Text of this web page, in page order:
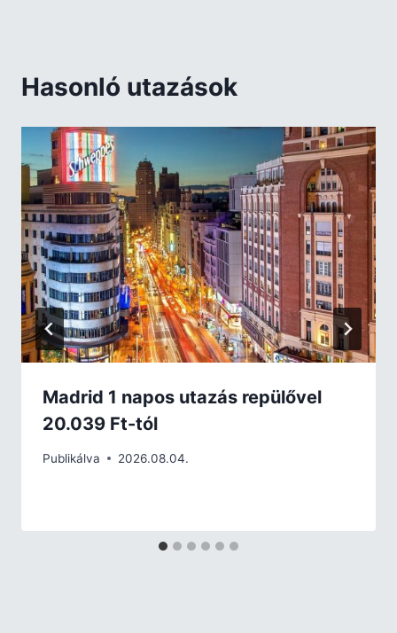
Hasonló utazások
Madrid 1 napos utazás repülővel
20.039 Ft-tól
Publikálva 2026.08.04.